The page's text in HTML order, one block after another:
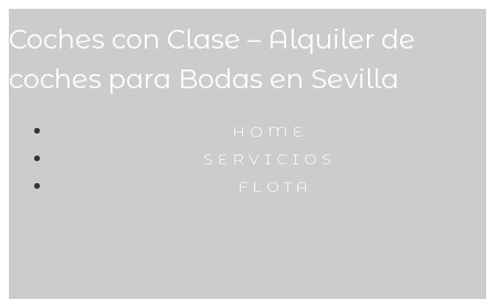
Coches con Clase – Alquiler de
coches para Bodas en Sevilla
HOME
SERVICIOS
FLOTA